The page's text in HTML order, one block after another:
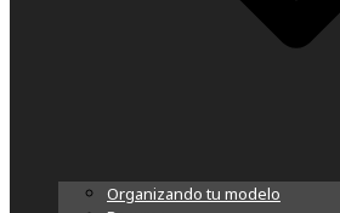
Organizando tu modelo